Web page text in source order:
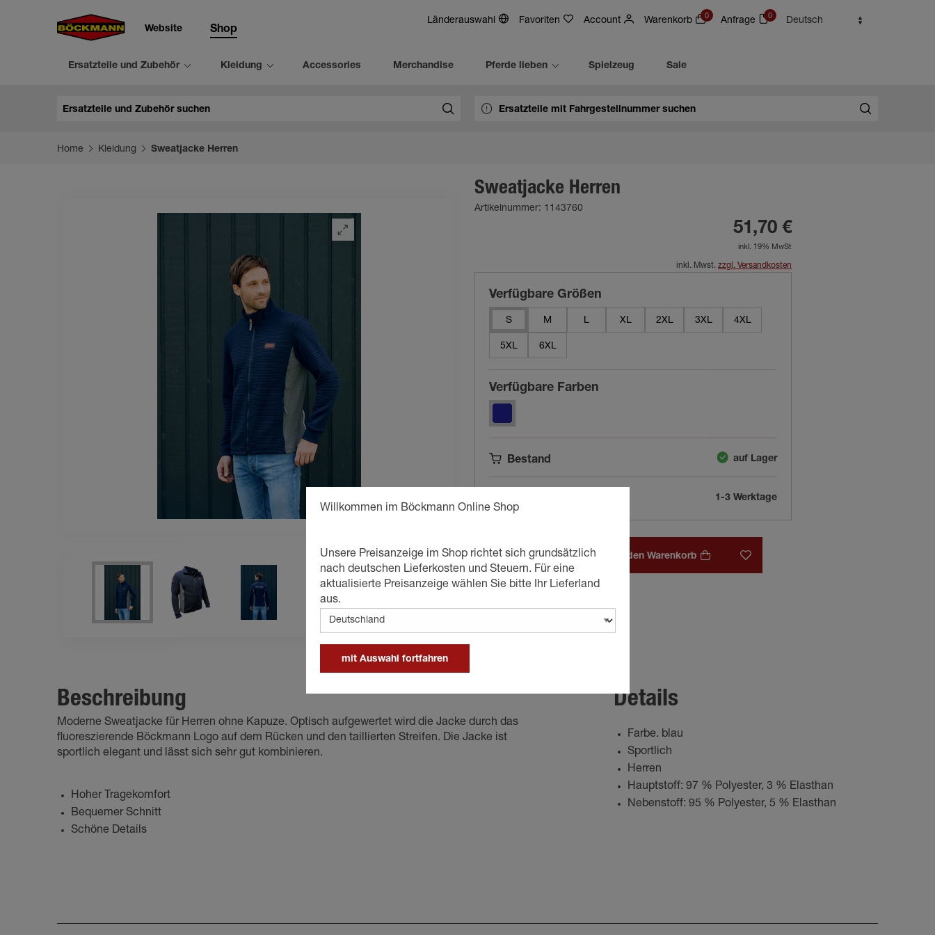
Website Shop
Länderauswahl Favoriten Account Warenkorb 0 Anfrage 0 Deutsch
Ersatzteile und Zubehör Kleidung Accessories Merchandise Pferde lieben Spielzeug Sale
Home Kleidung Sweatjacke Herren
Sweatjacke Herren
Artikelnummer: 1143760
51,70 €
inkl. 19% MwSt
inkl. Mwst. zzgl. Versandkosten
Verfügbare Größen
S M L XL 2XL 3XL 4XL
5XL 6XL
Verfügbare Farben
Bestand auf Lager
1-3 Werktage
In den Warenkorb
Beschreibung
Moderne Sweatjacke für Herren ohne Kapuze. Optisch aufgewertet wird die Jacke durch das
fluoreszierende Böckmann Logo auf dem Rücken und den taillierten Streifen. Die Jacke ist
sportlich elegant und lässt sich sehr gut kombinieren.
Hoher Tragekomfort
Bequemer Schnitt
Schöne Details
Details
Farbe. blau
Sportlich
Herren
Hauptstoff: 97 % Polyester, 3 % Elasthan
Nebenstoff: 95 % Polyester, 5 % Elasthan
Willkommen im Böckmann Online Shop
Unsere Preisanzeige im Shop richtet sich grundsätzlich
nach deutschen Lieferkosten und Steuern. Für eine
aktualisierte Preisanzeige wählen Sie bitte Ihr Lieferland
aus.
mit Auswahl fortfahren